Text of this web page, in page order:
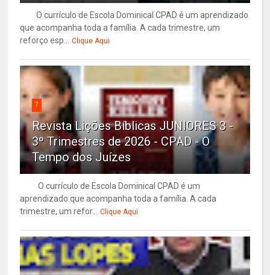
O currículo de Escola Dominical CPAD é um aprendizado
que acompanha toda a família. A cada trimestre, um
reforço esp... Clique Aqui
7
Revista Lições Bíblicas JUNIORES 3 -
3º Trimestres de 2026 - CPAD - O
Tempo dos Juízes
O currículo de Escola Dominical CPAD é um
aprendizado que acompanha toda a família. A cada
trimestre, um refor... Clique Aqui